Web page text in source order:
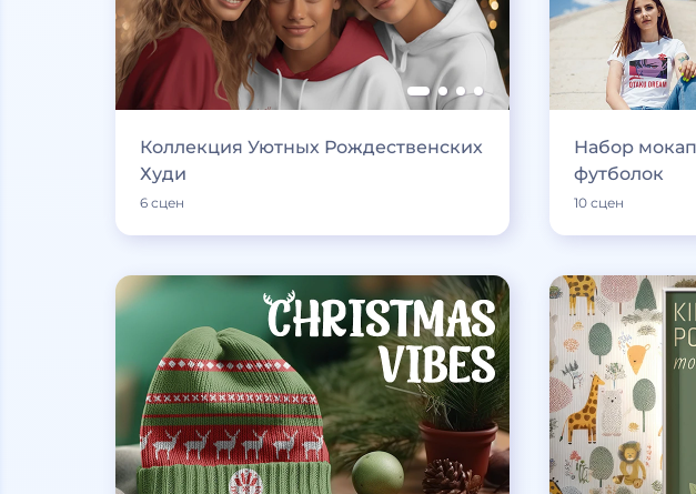
Коллекция Уютных Рождественских
Худи
6 сцен
Набор
футболок
10 сцен